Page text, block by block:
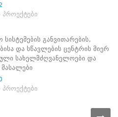
პროექტები
სისტემების განვითარების,
და სწავლების ცენტრის მიერ
სახელმძღვანელოები და
პროექტები